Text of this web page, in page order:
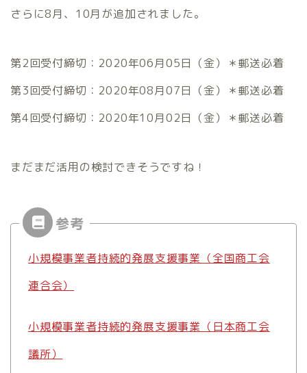
さらに8月、10月が追加されました。
第2回受付締切：2020年06月05日（金）＊郵送必着
第3回受付締切：2020年08月07日（金）＊郵送必着
第4回受付締切：2020年10月02日（金）＊郵送必着
まだまだ活用の検討できそうですね！
小規模事業者持続的発展支援事業（全国商工会
連合会）
小規模事業者持続的発展支援事業（日本商工会
議所）